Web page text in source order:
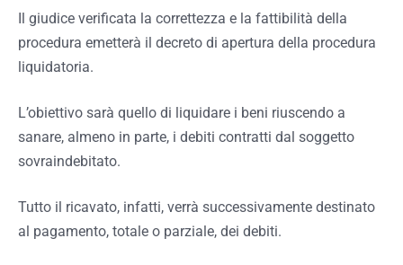
Il giudice verificata la correttezza e la fattibilità della
procedura emetterà il decreto di apertura della procedura
liquidatoria.
L’obiettivo sarà quello di liquidare i beni riuscendo a
sanare, almeno in parte, i debiti contratti dal soggetto
sovraindebitato.
Tutto il ricavato, infatti, verrà successivamente destinato
al pagamento, totale o parziale, dei debiti.